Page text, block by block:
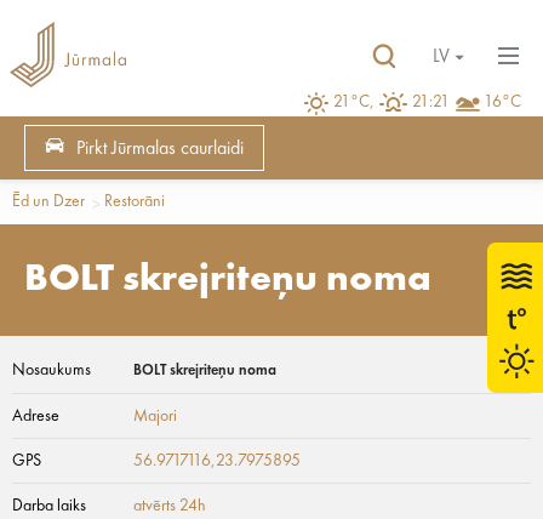
21°C, 21:21 16°C
LV
Pirkt Jūrmalas caurlaidi
Ēd un Dzer Restorāni
BOLT skrejriteņu noma
Nosaukums BOLT skrejriteņu noma
Adrese Majori
GPS 56.9717116,23.7975895
Darba laiks atvērts 24h